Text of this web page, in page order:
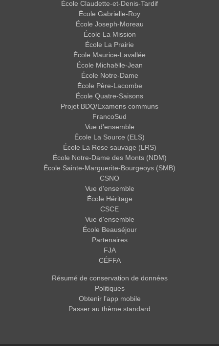
École Claudette-et-Denis-Tardif
École Gabrielle-Roy
École Joseph-Moreau
École La Mission
École La Prairie
École Maurice-Lavallée
École Michaëlle-Jean
École Notre-Dame
École Père-Lacombe
École Quatre-Saisons
Projet BDQ/Examens communs
FrancoSud
Vue d'ensemble
École La Source (ELS)
École La Rose sauvage (LRS)
École Notre-Dame des Monts (NDM)
École Sainte-Marguerite-Bourgeoys (SMB)
CSNO
Vue d'ensemble
École Héritage
CSCE
Vue d'ensemble
École Beauséjour
Partenaires
FJA
CÉFFA
Résumé de conservation de données
Politiques
Obtenir l’app mobile
Passer au thème standard